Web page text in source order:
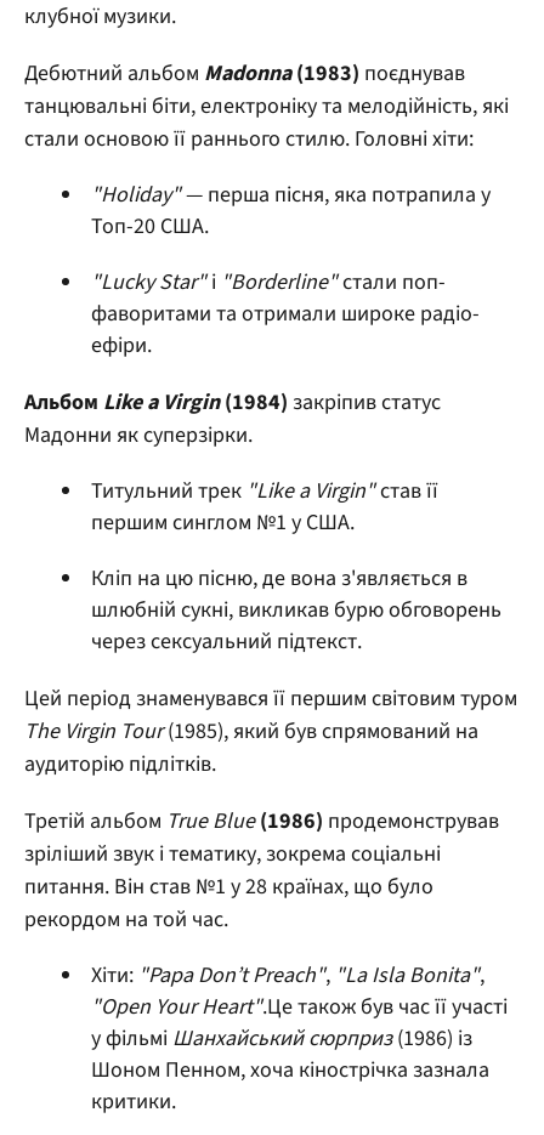
клубної музики.
Дебютний альбом Madonna(1983) поєднував
танцювальні біти, електроніку та мелодійність, які
стали основою її раннього стилю. Головні хіти:
"Holiday"— перша пісня, яка потрапила у
Топ-20 США.
"Lucky Star"і "Borderline"стали поп-
фаворитами та отримали широке радіо-
ефіри.
Альбом Like a Virgin(1984) закріпив статус
Мадонни як суперзірки.
Титульний трек "Like a Virgin"став її
першим синглом №1 у США.
Кліп на цю пісню, де вона з'являється в
шлюбній сукні, викликав бурю обговорень
через сексуальний підтекст.
Цей період знаменувався її першим світовим туром
The Virgin Tour(1985), який був спрямований на
аудиторію підлітків.
Третій альбом True Blue(1986) продемонстрував
зріліший звук і тематику, зокрема соціальні
питання. Він став №1 у 28 країнах, що було
рекордом на той час.
Хіти: "Papa Don’t Preach", "La Isla Bonita",
"Open Your Heart".Це також був час її участі
у фільмі Шанхайський сюрприз(1986) із
Шоном Пенном, хоча кінострічка зазнала
критики.